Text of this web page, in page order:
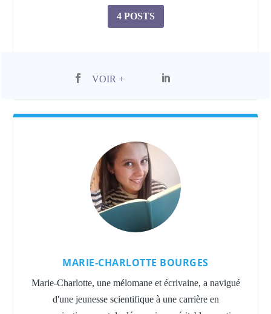
4 POSTS
VOIR +
MARIE-CHARLOTTE BOURGES
Marie-Charlotte, une mélomane et écrivaine, a navigué
d'une jeunesse scientifique à une carrière en